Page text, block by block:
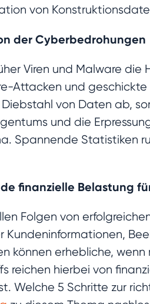
von
der Cyberbedrohungen
Viren und Malware
Attacken und
von Daten ab,
und die
Spannende Statistiken
finanzielle Belastung
Folgen von
Kundeninformationen,
können erhebliche,
reichen hierbei von
Welche 5 Schritte zur